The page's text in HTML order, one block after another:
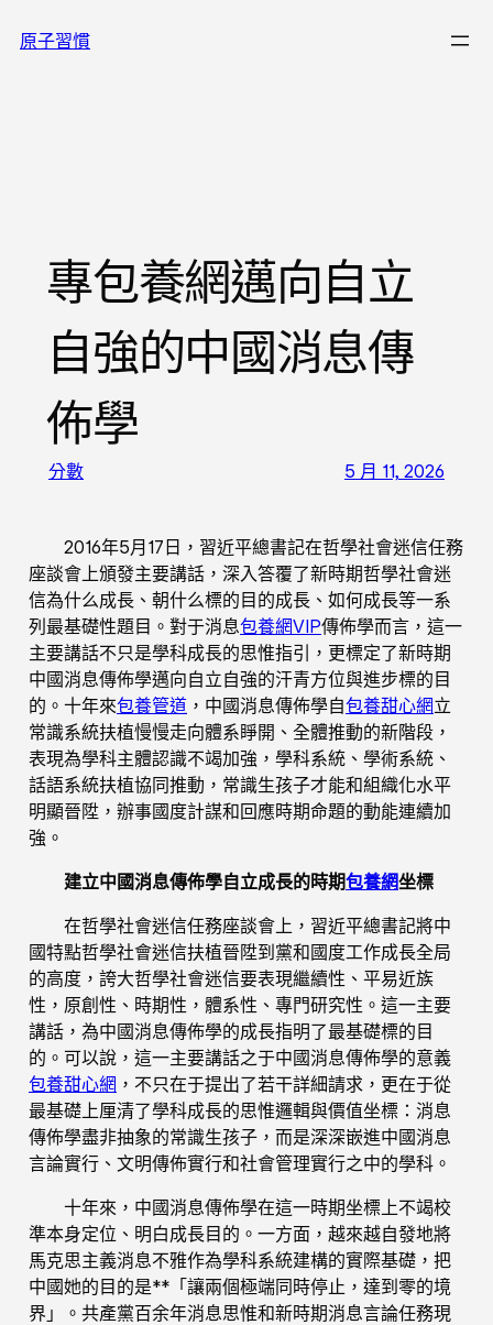
至原子習慣
專包養網邁向自立
自強的中國消息傳
佈學
分數 5 月 11, 2026
2016年5月17日，習近平總書記在哲學社會迷信任務
座談會上頒發主要講話，深入答覆了新時期哲學社會迷
信為什么成長、朝什么標的目的成長、如何成長等一系
列最基礎性題目。對于消息包養網VIP傳佈學而言，這一
主要講話不只是學科成長的思惟指引，更標定了新時期
中國消息傳佈學邁向自立自強的汗青方位與進步標的目
的。十年來包養管道 ，中國消息傳佈學自包養甜心網立
常識系統扶植慢慢走向體系睜開、全體推動的新階段，
表現為學科主體認識不竭加強，學科系統、學術系統、
話語系統扶植協同推動，常識生孩子才能和組織化水平
明顯晉陞，辦事國度計謀和回應時期命題的動能連續加
強。
建立中國消息傳佈學自立成長的時期包養網坐標
在哲學社會迷信任務座談會上，習近平總書記將中
國特點哲學社會迷信扶植晉陞到黨和國度工作成長全局
的高度，誇大哲學社會迷信要表現繼續性、平易近族
性，原創性、時期性，體系性、專門研究性。這一主要
講話，為中國消息傳佈學的成長指明了最基礎標的目
的。可以說，這一主要講話之于中國消息傳佈學的意義
包養甜心網 ，不只在于提出了若干詳細請求，更在于從
最基礎上厘清了學科成長的思惟邏輯與價值坐標：消息
傳佈學盡非抽象的常識生孩子，而是深深嵌進中國消息
言論實行、文明傳佈實行和社會管理實行之中的學科。
十年來，中國消息傳佈學在這一時期坐標上不竭校
準本身定位、明白成長目的。一方面，越來越自發地將
馬克思主義消息不雅作為學科系統建構的實際基礎，把
中國她的目的是**「讓兩個極端同時停止，達到零的境
界」。共產黨百余年消息思惟和新時期消息言論任務現